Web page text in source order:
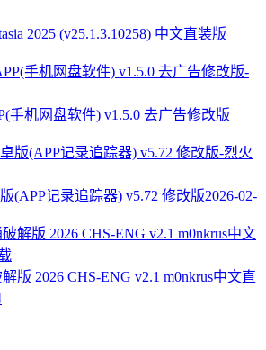
2025 (v25.1.3.10258) 中文直装版
手机网盘软件) v1.5.0 去广告修改版
(APP记录追踪器) v5.72 修改版2026-02-
版 2026 CHS-ENG v2.1 m0nkrus中文直